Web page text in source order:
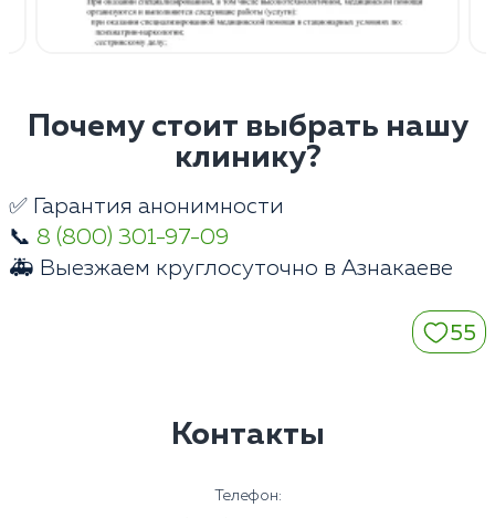
Почему стоит выбрать нашу
клинику?
✅ Гарантия анонимности
📞 8 (800) 301-97-09
🚑 Выезжаем круглосуточно в Азнакаеве
55
Контакты
Телефон: